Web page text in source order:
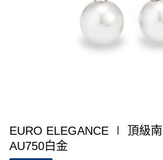
EURO ELEGANCE ∣ 頂級
AU750白金